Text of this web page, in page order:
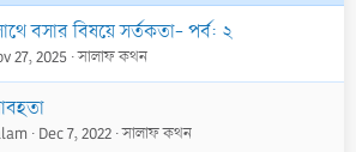
বসার বিষয়ে সর্তকতা- পর্ব: ২
27, 2025 সালাফ কথন
Dec 7, 2022 সালাফ কথন